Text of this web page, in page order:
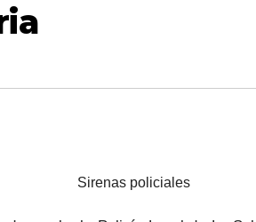
Sirenas policiales